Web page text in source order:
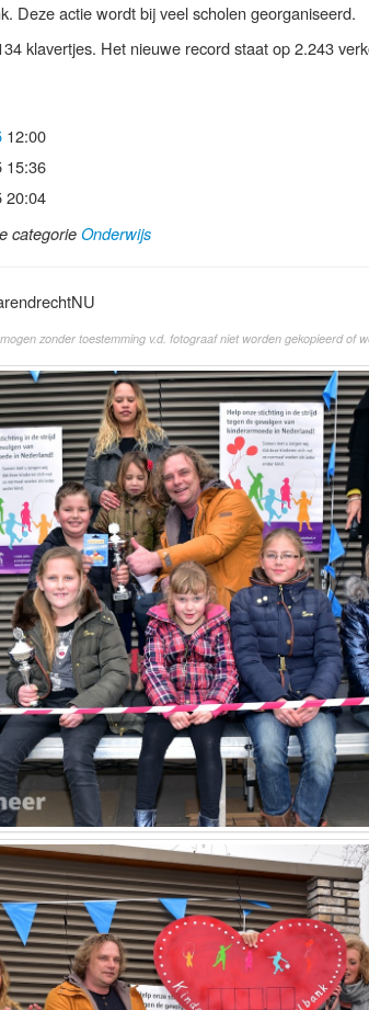
Deze actie wordt bij veel scholen georganiseerd.
klavertjes. Het nieuwe record staat op 2.243
12:00
15:36
20:04
categorie Onderwijs
zonder toestemming v.d. fotograaf niet worden gekopieerd of